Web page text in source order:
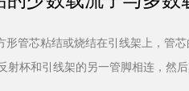
管芯粘结或烧结在引线架上，管
射杯和引线架的另一管脚相连，然